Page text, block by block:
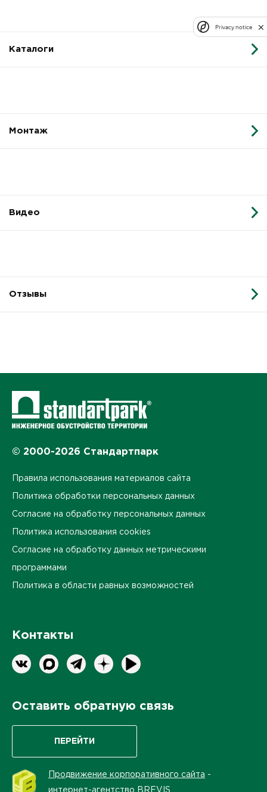
Каталоги
Монтаж
Видео
Отзывы
© 2000-2026 Стандартпарк
Правила использования материалов сайта
Политика обработки персональных данных
Согласие на обработку персональных данных
Политика использования cookies
Согласие на обработку данных метрическими
программами
Политика в области равных возможностей
Контакты
Оставить обратную связь
ПЕРЕЙТИ
Продвижение корпоративного сайта -
интернет-агентство BREVIS
Privacy notice